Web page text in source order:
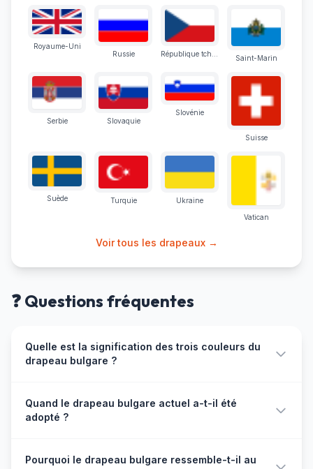
Royaume-Uni
Russie
Saint-Marin
Serbie Slovaquie
Slovénie
Suisse
Suède Turquie
Ukraine
Vatican
Voir tous les drapeaux →
❓ Questions fréquentes
Quelle est la signification des trois couleurs du
drapeau bulgare ?
signification historique et symbolique profonde. Le blanc
représente la paix, la liberté et la pureté des aspirations
renaissante. Le rouge incarne le courage, la bravoure et
Quand le drapeau bulgare actuel a-t-il été
adopté ?
horizontales égales blanc, vert et rouge sans aucun
Pourquoi le drapeau bulgare ressemble-t-il au